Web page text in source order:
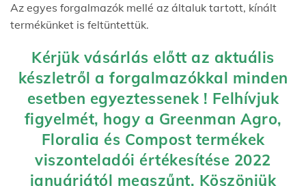
Az egyes forgalmazók mellé az általuk tartott, kínált
termékünket is feltüntettük.
Kérjük vásárlás előtt az aktuális
készletről a forgalmazókkal minden
esetben egyeztessenek ! Felhívjuk
figyelmét, hogy a Greenman Agro,
Floralia és Compost termékek
viszonteladói értékesítése 2022
januárjától megszűnt. Köszönjük